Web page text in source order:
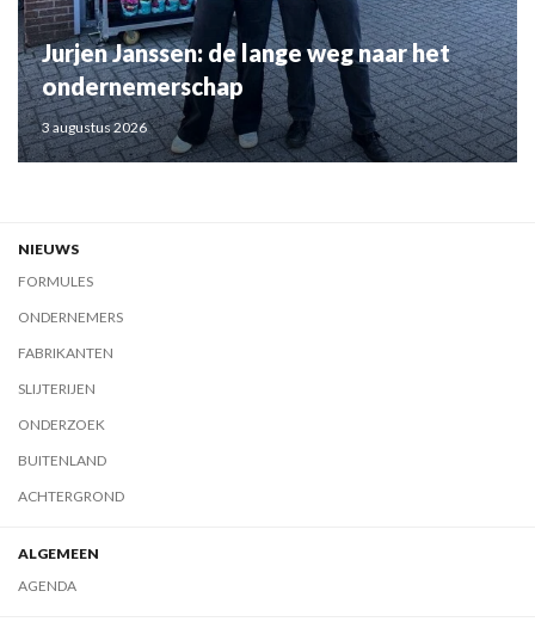
Jurjen Janssen: de lange weg naar het
ondernemerschap
3 augustus 2026
NIEUWS
FORMULES
ONDERNEMERS
FABRIKANTEN
SLIJTERIJEN
ONDERZOEK
BUITENLAND
ACHTERGROND
ALGEMEEN
AGENDA